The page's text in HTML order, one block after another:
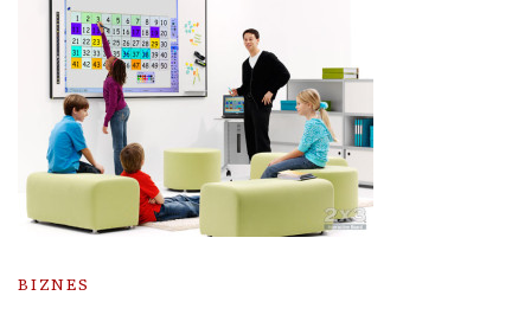
BIZNES